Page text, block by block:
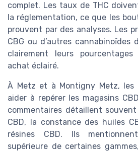
complet. Les taux de THC
la réglementation, ce que les
prouvent par des analyses. Les
CBG ou d’autres cannabinoïdes
clairement leurs
achat éclairé.
À Metz et à Montigny Metz, les
aider à repérer les magasins
commentaires détaillent
CBD, la constance des huiles
résines CBD. Ils
supérieure de certaines